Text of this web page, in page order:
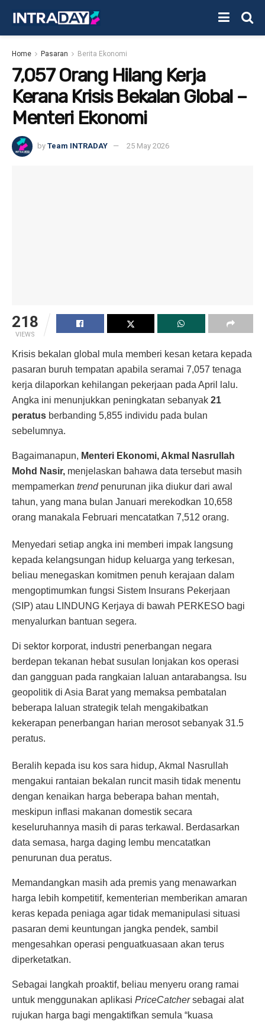
Home Pasaran Berita Ekonomi
7,057 Orang Hilang Kerja
Kerana Krisis Bekalan Global –
Menteri Ekonomi
by Team INTRADAY 25 May 2026
218
VIEWS
Krisis bekalan global mula memberi kesan ketara kepada
pasaran buruh tempatan apabila seramai 7,057 tenaga
kerja dilaporkan kehilangan pekerjaan pada April lalu.
Angka ini menunjukkan peningkatan sebanyak 21
peratus berbanding 5,855 individu pada bulan
sebelumnya.
Bagaimanapun, Menteri Ekonomi, Akmal Nasrullah
Mohd Nasir, menjelaskan bahawa data tersebut masih
mempamerkan trend penurunan jika diukur dari awal
tahun, yang mana bulan Januari merekodkan 10,658
orang manakala Februari mencatatkan 7,512 orang.
Menyedari setiap angka ini memberi impak langsung
kepada kelangsungan hidup keluarga yang terkesan,
beliau menegaskan komitmen penuh kerajaan dalam
mengoptimumkan fungsi Sistem Insurans Pekerjaan
(SIP) atau LINDUNG Kerjaya di bawah PERKESO bagi
menyalurkan bantuan segera.
Di sektor korporat, industri penerbangan negara
berdepan tekanan hebat susulan lonjakan kos operasi
dan gangguan pada rangkaian laluan antarabangsa. Isu
geopolitik di Asia Barat yang memaksa pembatalan
beberapa laluan strategik telah mengakibatkan
kekerapan penerbangan harian merosot sebanyak 31.5
peratus.
Beralih kepada isu kos sara hidup, Akmal Nasrullah
mengakui rantaian bekalan runcit masih tidak menentu
dengan kenaikan harga beberapa bahan mentah,
meskipun inflasi makanan domestik secara
keseluruhannya masih di paras terkawal. Berdasarkan
data semasa, harga daging lembu mencatatkan
penurunan dua peratus.
Memandangkan masih ada premis yang menawarkan
harga lebih kompetitif, kementerian memberikan amaran
keras kepada peniaga agar tidak memanipulasi situasi
pasaran demi keuntungan jangka pendek, sambil
mengesahkan operasi penguatkuasaan akan terus
diperketatkan.
Sebagai langkah proaktif, beliau menyeru orang ramai
untuk menggunakan aplikasi PriceCatchersebagai alat
rujukan harga bagi mengaktifkan semula “kuasa